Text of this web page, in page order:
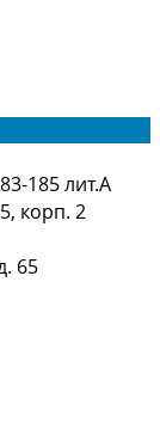
185 лит.А
корп. 2
65